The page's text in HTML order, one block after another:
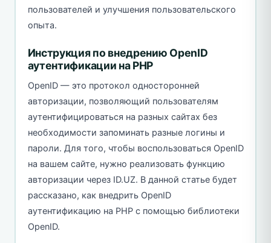
пользователей и улучшения пользовательского
опыта.
Инструкция по внедрению OpenID
аутентификации на PHP
OpenID — это протокол односторонней
авторизации, позволяющий пользователям
аутентифицироваться на разных сайтах без
необходимости запоминать разные логины и
пароли. Для того, чтобы воспользоваться OpenID
на вашем сайте, нужно реализовать функцию
авторизации через ID.UZ. В данной статье будет
рассказано, как внедрить OpenID
аутентификацию на PHP с помощью библиотеки
OpenID.